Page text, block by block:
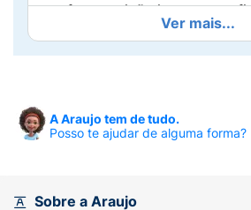
confere nutrição intensa aos
cachos fortes, saudáveis e
esse banho de creme vai
Ver mais...
A Araujo tem de tudo.
Posso te ajudar de alguma forma?
Sobre a Araujo